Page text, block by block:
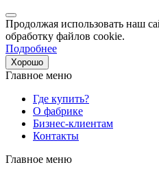
Продолжая использовать наш
обработку файлов cookie.
Подробнее
Хорошо
Главное меню
Где купить?
О фабрике
Бизнес-клиентам
Контакты
Главное меню